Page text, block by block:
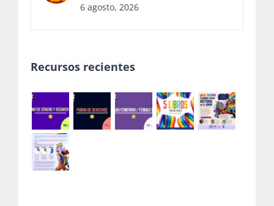
6 agosto, 2026
Recursos recientes